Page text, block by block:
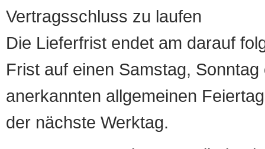
Vertragsschluss zu laufen
Die Lieferfrist endet am darauf
Frist auf einen Samstag,
anerkannten allgemeinen
der nächste Werktag.